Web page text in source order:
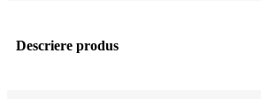
Descriere produs